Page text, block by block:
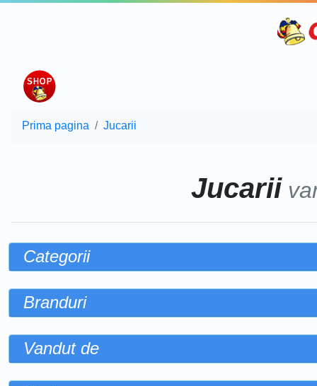
Prima pagina Jucarii
Jucarii
Categorii
Branduri
Vandut de